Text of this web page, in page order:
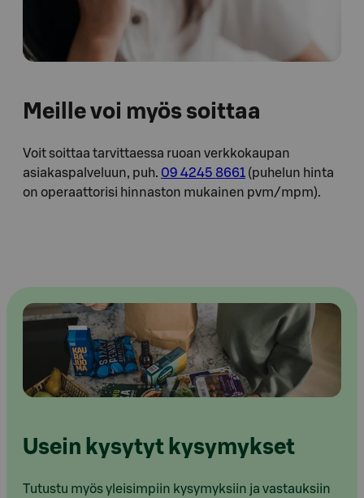
Meille voi myös soittaa
Voit soittaa tarvittaessa ruoan verkkokaupan
asiakaspalveluun, puh. 09 4245 8661 (puhelun hinta
on operaattorisi hinnaston mukainen pvm/mpm).
Usein kysytyt kysymykset
Tutustu myös yleisimpiin kysymyksiin ja vastauksiin